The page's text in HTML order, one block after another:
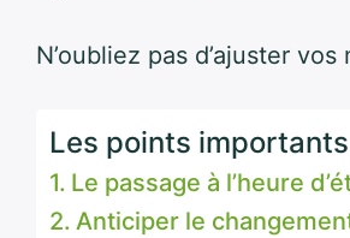
N’oubliez pas d’ajuster
Les points importants
Le passage à l’heure
Anticiper le